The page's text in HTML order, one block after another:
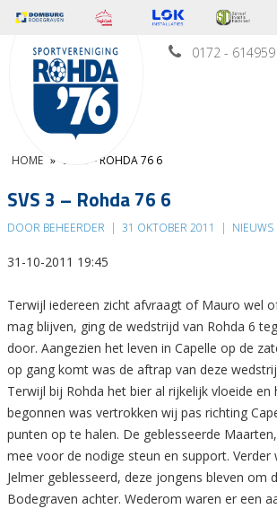
0172 - 614959
HOME » SVS 3 – ROHDA 76 6
SVS 3 – Rohda 76 6
DOOR BEHEERDER | 31 OKTOBER 2011 | NIEUWS
31-10-2011 19:45
Terwijl iedereen zicht afvraagt of Mauro wel
mag blijven, ging de wedstrijd van Rohda 6
door. Aangezien het leven in Capelle op de
op gang komt was de aftrap van deze
Terwijl bij Rohda het bier al rijkelijk vloeide en
begonnen was vertrokken wij pas richting
punten op te halen. De geblesseerde
mee voor de nodige steun en support. Verder
Jelmer geblesseerd, deze jongens bleven om
Bodegraven achter. Wederom waren er een